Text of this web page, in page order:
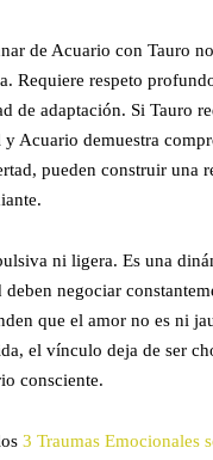
de Acuario con Tauro
Requiere respeto
de adaptación. Si Tauro
y Acuario demuestra
pueden construir una
ni ligera. Es una
negociar
que el amor no es ni
el vínculo deja de ser
consciente.
3 Traumas Emocionales